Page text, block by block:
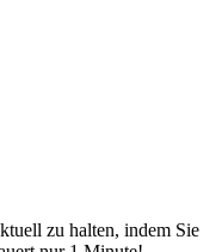
zu halten, indem Sie